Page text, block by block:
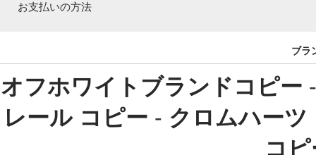
お支払いの方法
ブラ
オフホワイトブランドコピー
レール コピー - クロムハーツ
コ